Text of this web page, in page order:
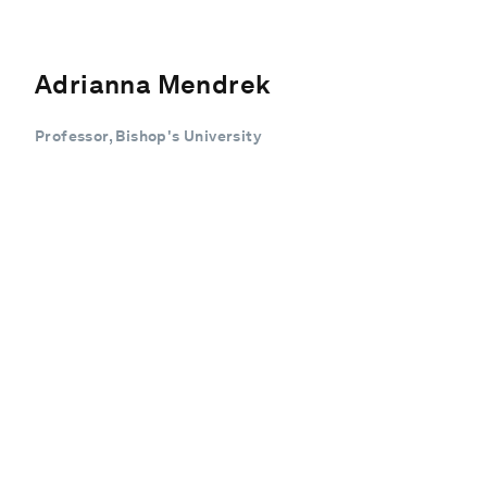
Adrianna Mendrek
Professor, Bishop's University